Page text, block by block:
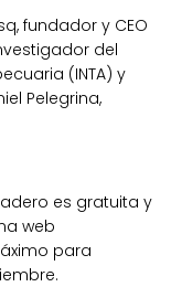
fundador y CEO
del
(INTA) y
Pelegrina,
es gratuita y
web
para